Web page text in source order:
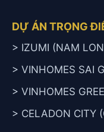
DỰ ÁN TRỌNG
> IZUMI (NAM
> VINHOMES SAI
> VINHOMES
> CELADON CITY